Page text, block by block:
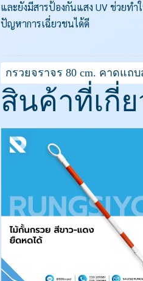
และยังมีสารป้องกันแสง UV ช่วยทำ
ปัญหาการเฉี่ยวชนได้ดี
กรวยจราจร 80 cm. คาดแถ
สินค้าที่เกี่